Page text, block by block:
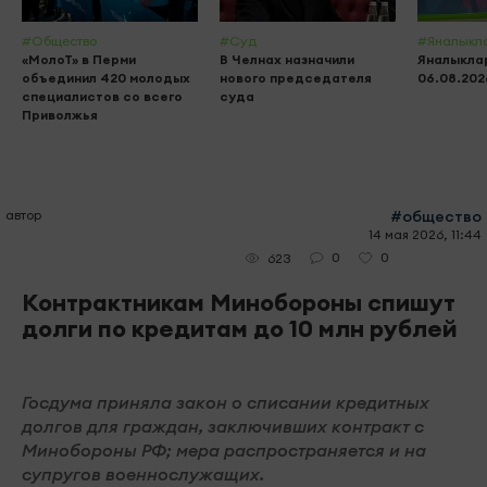
#Общество
«МолоТ» в Перми
объединил 420 молодых
специалистов со всего
Приволжья
#Суд
В Челнах назначили
нового председателя
суда
автор #общество
14 мая 2026, 11:44
623
0 0
Контрактникам Минобороны спишут
долги по кредитам до 10 млн рублей
Госдума приняла закон о списании кредитных
долгов для граждан, заключивших контракт с
Минобороны РФ; мера распространяется и на
супругов военнослужащих.